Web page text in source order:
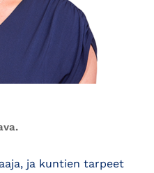
ja kuntien tarpeet